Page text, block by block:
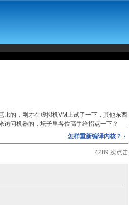
的，刚才在虚拟机VM上试了一下，其他东西
问机器的，坛子里各位高手给指点一下？
怎样重新编译内核？ ›
4289 次点击